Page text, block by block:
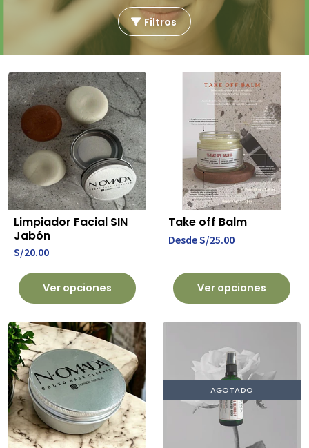
Filtros
Limpiador Facial SIN
Jabón
S/20.00
Ver opciones
Take off Balm
DesdeS/25.00
Ver opciones
AGOTADO